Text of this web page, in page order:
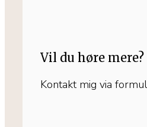
Vil du høre mere?
Kontakt mig via